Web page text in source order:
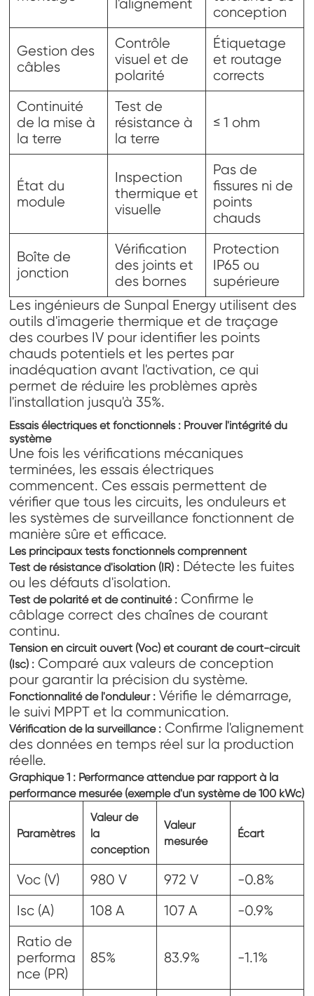
l'alignement
conception
Gestion des
câbles
Contrôle
visuel et de
polarité
Étiquetage
et routage
corrects
Continuité
de la mise à
la terre
Test de
résistance à
la terre
≤ 1 ohm
État du
module
Inspection
thermique et
visuelle
Pas de
fissures ni de
points
chauds
Boîte de
jonction
Vérification
des joints et
des bornes
Protection
IP65 ou
supérieure
Les ingénieurs de Sunpal Energy utilisent des
outils d'imagerie thermique et de traçage
des courbes IV pour identifier les points
chauds potentiels et les pertes par
inadéquation avant l'activation, ce qui
permet de réduire les problèmes après
l'installation jusqu'à 35%.
Essais électriques et fonctionnels : Prouver l'intégrité du
système
Une fois les vérifications mécaniques
terminées, les essais électriques
commencent. Ces essais permettent de
vérifier que tous les circuits, les onduleurs et
les systèmes de surveillance fonctionnent de
manière sûre et efficace.
Les principaux tests fonctionnels comprennent
Test de résistance d'isolation (IR) : Détecte les fuites
ou les défauts d'isolation.
Test de polarité et de continuité : Confirme le
câblage correct des chaînes de courant
continu.
Tension en circuit ouvert (Voc) et courant de court-circuit
(Isc) : Comparé aux valeurs de conception
pour garantir la précision du système.
Fonctionnalité de l'onduleur : Vérifie le démarrage,
le suivi MPPT et la communication.
Vérification de la surveillance : Confirme l'alignement
des données en temps réel sur la production
réelle.
Graphique 1 : Performance attendue par rapport à la
performance mesurée (exemple d'un système de 100 kWc)
Paramètres
Valeur de
la
conception
Valeur
mesurée
Écart
Voc (V) 980 V 972 V
-0.8%
Isc (A)
108 A 107 A
-0.9%
Ratio de
performa
nce (PR)
85% 83.9% -1.1%